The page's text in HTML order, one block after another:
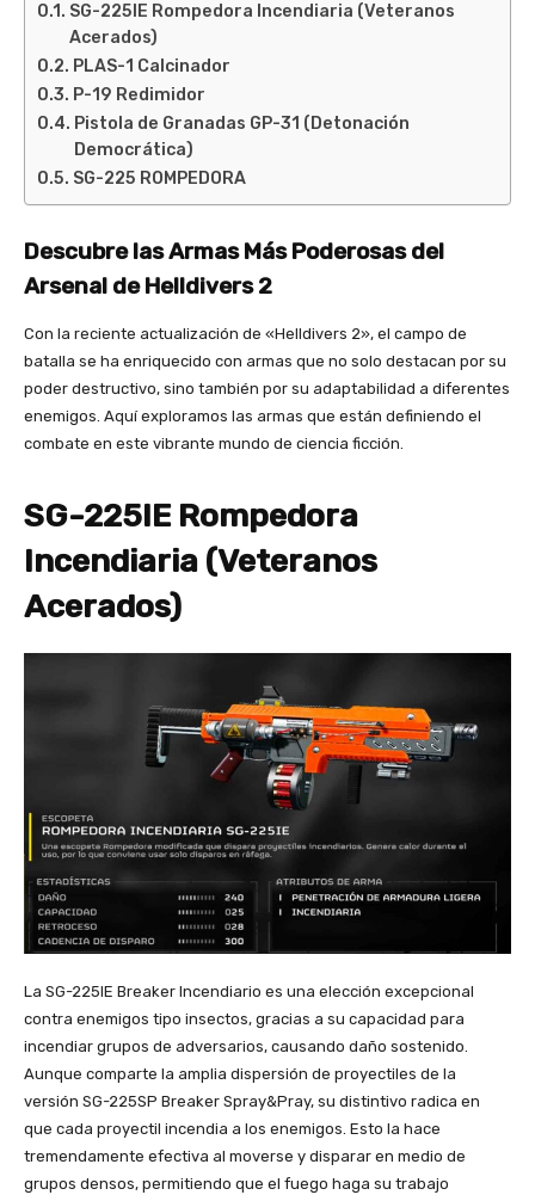
SG-225IE Rompedora Incendiaria (Veteranos
Acerados)
PLAS-1 Calcinador
P-19 Redimidor
Pistola de Granadas GP-31 (Detonación
Democrática)
SG-225 ROMPEDORA
Descubre las Armas Más Poderosas del
Arsenal de Helldivers 2
Con la reciente actualización de «Helldivers 2», el campo de
batalla se ha enriquecido con armas que no solo destacan por su
poder destructivo, sino también por su adaptabilidad a diferentes
enemigos. Aquí exploramos las armas que están definiendo el
combate en este vibrante mundo de ciencia ficción.
SG-225IE Rompedora
Incendiaria (Veteranos
Acerados)
La SG-225IE Breaker Incendiario es una elección excepcional
contra enemigos tipo insectos, gracias a su capacidad para
incendiar grupos de adversarios, causando daño sostenido.
Aunque comparte la amplia dispersión de proyectiles de la
versión SG-225SP Breaker Spray&Pray, su distintivo radica en
que cada proyectil incendia a los enemigos. Esto la hace
tremendamente efectiva al moverse y disparar en medio de
grupos densos, permitiendo que el fuego haga su trabajo